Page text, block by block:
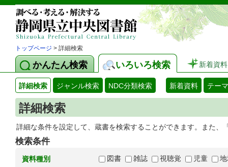
トップページ > 詳細検索
かんたん検索 いろいろ検索 新着資料
詳細検索 ジャンル検索 NDC分類検索 新着資料 テー
詳細検索
詳細な条件を設定して、蔵書を検索することができます。また
検索条件
資料種別 図書 雑誌 視聴覚 児童